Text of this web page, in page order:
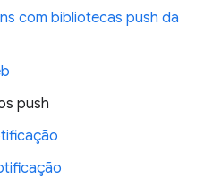
com bibliotecas push da
push